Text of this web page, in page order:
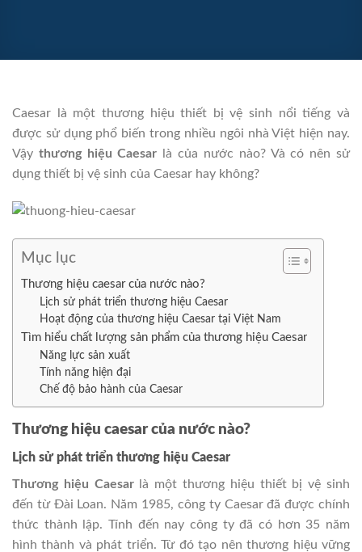
Caesar là một thương hiệu thiết bị vệ sinh nổi tiếng và
được sử dụng phổ biến trong nhiều ngôi nhà Việt hiện nay.
Vậy thương hiệu Caesar là của nước nào? Và có nên sử
dụng thiết bị vệ sinh của Caesar hay không?
Mục lục
Thương hiệu caesar của nước nào?
Lịch sử phát triển thương hiệu Caesar
Hoạt động của thương hiệu Caesar tại Việt Nam
Tìm hiểu chất lượng sản phẩm của thương hiệu Caesar
Năng lực sản xuất
Tính năng hiện đại
Chế độ bảo hành của Caesar
T hương hiệu caesar của nước nào?
Lịch sử phát triển thương hiệu Caesar
Thương hiệu Caesarlà một thương hiệu thiết bị vệ sinh
đến từ Đài Loan. Năm 1985, công ty Caesar đã được chính
thức thành lập. Tính đến nay công ty đã có hơn 35 năm
hình thành và phát triển. Từ đó tạo nên thương hiệu vững